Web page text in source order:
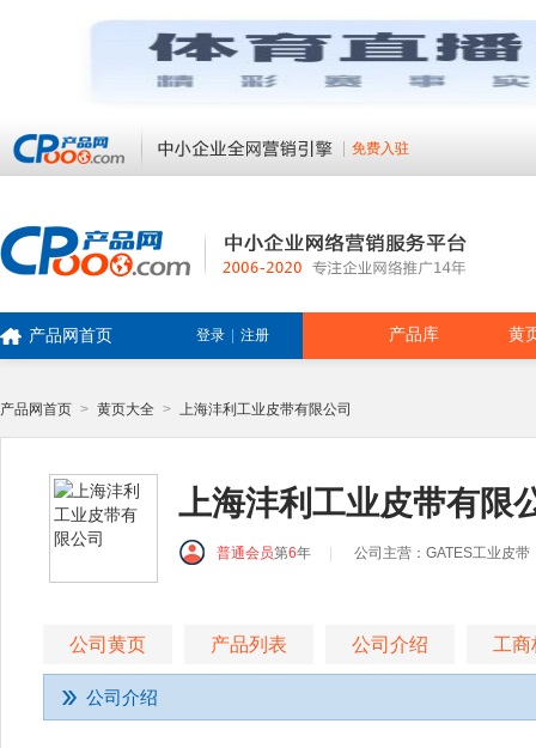
免费入驻
产品网首页 登录 注册 产品库 黄
产品网首页 > 黄页大全 > 上海沣利工业皮带有限公司
上海沣利工业皮带有限
普通会员第6年 公司主营：GATES工业皮带
公司黄页 产品列表 公司介绍 工商
公司介绍